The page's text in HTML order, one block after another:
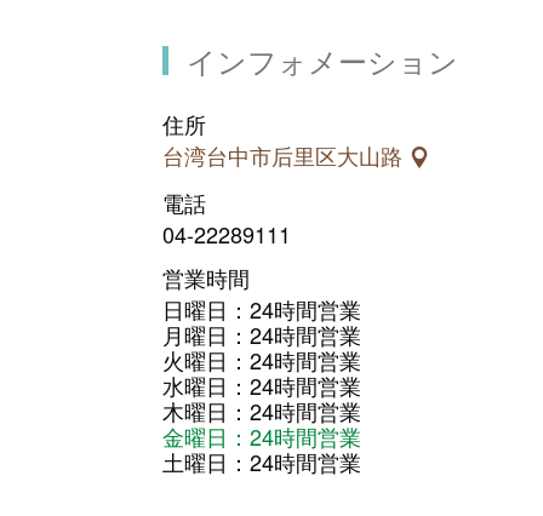
インフォメーション
住所
台湾台中市后里区大山路
電話
04-22289111
営業時間
日曜日：24時間営業
月曜日：24時間営業
火曜日：24時間営業
水曜日：24時間営業
木曜日：24時間営業
金曜日：24時間営業
土曜日：24時間営業